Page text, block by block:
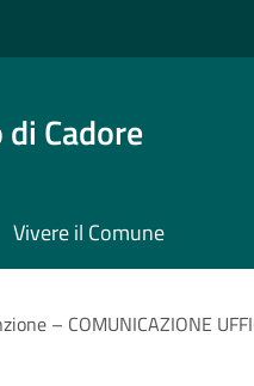
Cadore
Vivere il Comune
– COMUNICAZIONE